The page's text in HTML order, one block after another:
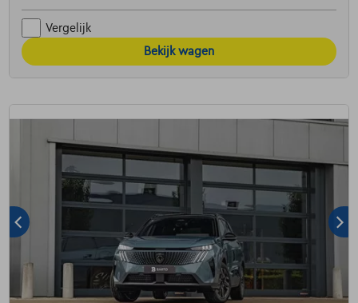
Vergelijk
Bekijk wagen